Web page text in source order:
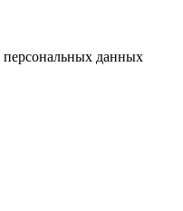
персональных данных